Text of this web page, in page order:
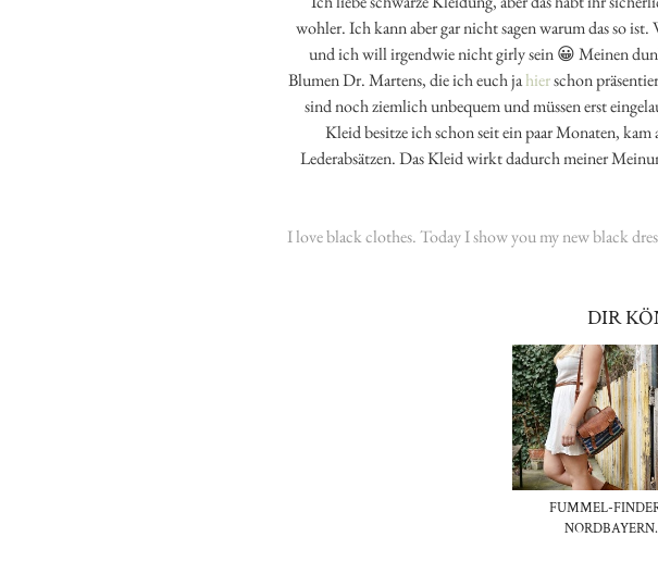
wohler. Ich kann aber gar nicht sagen warum das so
und ich will irgendwie nicht girly sein 😀 Meinen
Blumen Dr. Martens, die ich euch jahierschon
sind noch ziemlich unbequem und müssen erst
Kleid besitze ich schon seit ein paar Monaten, kam
Lederabsätzen. Das Kleid wirkt dadurch meiner
I love black clothes. Today I show you my new black
DIR
FUMMEL-